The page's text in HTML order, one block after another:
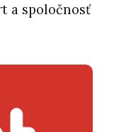
a spoločnosť